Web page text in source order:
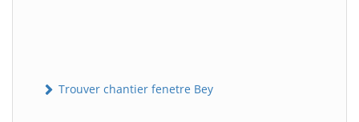
Trouver chantier fenetre Bey